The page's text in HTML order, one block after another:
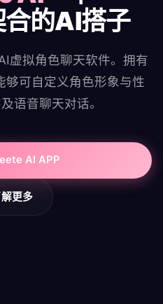
的AI搭子
虚拟角色聊天软件。拥有
够可自定义角色形象与性
语音聊天对话。
AI APP
更多